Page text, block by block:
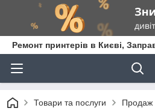
Ремонт принтерів в Києві,
Товари та послуги Продаж